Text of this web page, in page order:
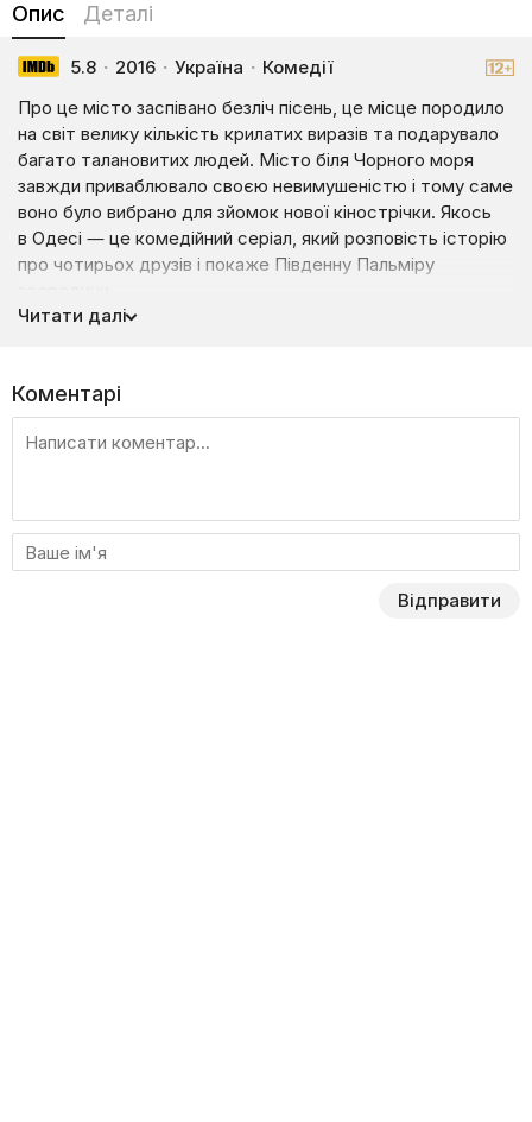
Опис Деталі
5.8 · 2016 · Україна · Комедії
Про це місто заспівано безліч пісень, це місце породило
на світ велику кількість крилатих виразів та подарувало
багато талановитих людей. Місто біля Чорного моря
завжди приваблювало своєю невимушеністю і тому саме
воно було вибрано для зйомок нової кінострічки. Якось
в Одесі — це комедійний серіал, який розповість історію
про чотирьох друзів і покаже Південну Пальміру
Костя, Гріша, Шура та Лев — нерозлучні друзі, корінні
живуть розміреним і іноді веселим життям у комунальній
квартирі, а допомагає їм впоратися з усіма тяготами
існування гумор, але одного разу в їхнє тихе болото
вривається провінційна дівчина Юля, яка вирішила
кожен уже став приміряти на неї роль своєї дівчини. Щоб
дізнатися, чим закінчиться боротьба за серце красуні
та побачити перлину біля моря у всій красі, дивіться
Читати далі
Коментарі
Відправити